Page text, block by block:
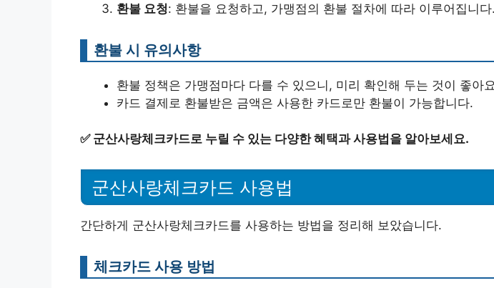
환불 요청: 환불을 요청하고, 가맹점의 환불 절차에 따라 이루어집니다.
환불 시 유의사항
환불 정책은 가맹점마다 다를 수 있으니, 미리 확인해 두는 것이 좋아
카드 결제로 환불받은 금액은 사용한 카드로만 환불이 가능합니다.
✅ 군산사랑체크카드로 누릴 수 있는 다양한 혜택과 사용법을 알아보세요.
군산사랑체크카드 사용법
간단하게 군산사랑체크카드를 사용하는 방법을 정리해 보았습니다.
체크카드 사용 방법